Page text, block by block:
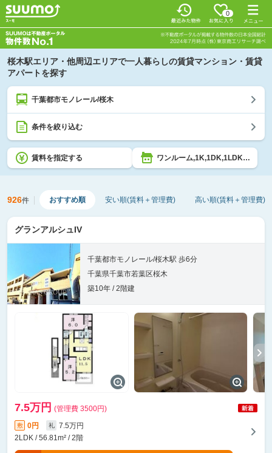
0
桜木駅エリア・他周辺エリアで一人暮らしの賃貸マンション・賃貸
アパートを探す
千葉都市モノレール/桜木
条件を絞り込む
賃料を指定する ワンルーム,1K,1DK,1LDK,2K,2DK,2LDK
926件 おすすめ順 安い順(賃料＋管理費) 高い順(賃料＋管理費)
グランアルシュIV
千葉都市モノレール/桜木駅 歩6分
千葉県千葉市若葉区桜木
築10年 / 2階建
7.5万円 (管理費 3500円)
敷 0円 礼
7.5万円
2LDK / 56.81m² / 2階